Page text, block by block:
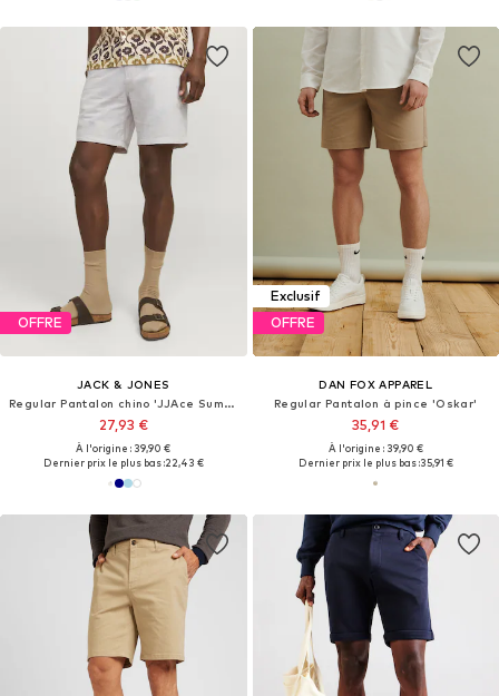
OFFRE
JACK & JONES
Regular Pantalon chino 'JJAce Summer'
27,93 €
À l'origine : 39,90 €
Dernier prix le plus bas :22,43 €
Exclusif
OFFRE
DAN FOX APPAREL
Regular Pantalon à pince 'Oskar'
35,91 €
À l'origine : 39,90 €
Dernier prix le plus bas :35,91 €